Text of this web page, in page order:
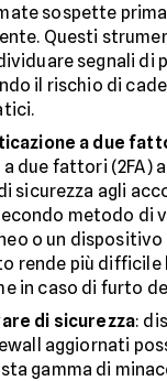
sospette
Questi
segnali di
il rischio di
a due
due fattori (2FA)
sicurezza agli
metodo di
o un
rende più difficile
in caso di furto
di sicurezza:
aggiornati
gamma di